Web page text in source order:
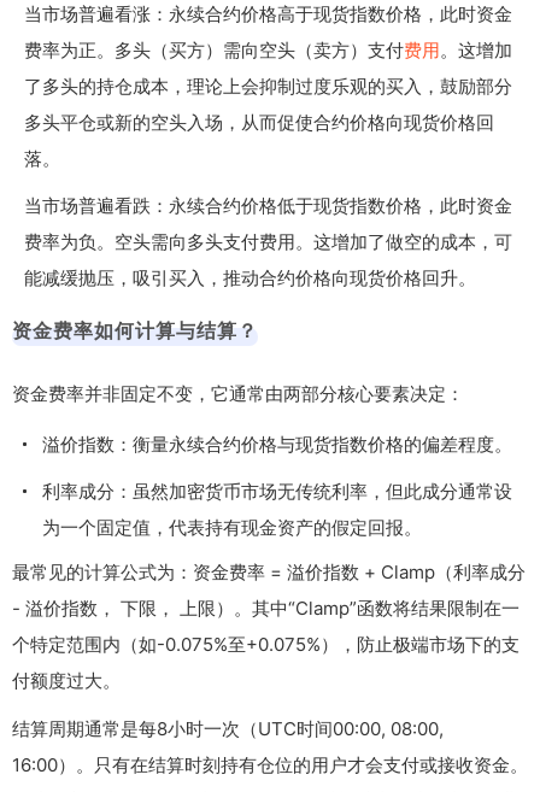
当市场普遍看涨：永续合约价格高于现货指数价格，此时资金
费率为正。多头（买方）需向空头（卖方）支付费用。这增加
了多头的持仓成本，理论上会抑制过度乐观的买入，鼓励部分
多头平仓或新的空头入场，从而促使合约价格向现货价格回
落。
当市场普遍看跌：永续合约价格低于现货指数价格，此时资金
费率为负。空头需向多头支付费用。这增加了做空的成本，可
能减缓抛压，吸引买入，推动合约价格向现货价格回升。
资金费率如何计算与结算？
资金费率并非固定不变，它通常由两部分核心要素决定：
溢价指数：衡量永续合约价格与现货指数价格的偏差程度。
利率成分：虽然加密货币市场无传统利率，但此成分通常设
为一个固定值，代表持有现金资产的假定回报。
最常见的计算公式为：资金费率 = 溢价指数 + Clamp（利率成分
- 溢价指数， 下限， 上限）。其中“Clamp”函数将结果限制在一
个特定范围内（如-0.075%至+0.075%），防止极端市场下的支
付额度过大。
结算周期通常是每8小时一次（UTC时间00:00, 08:00,
16:00）。只有在结算时刻持有仓位的用户才会支付或接收资金。